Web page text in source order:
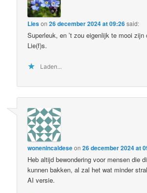
Lieson26 december 2024 at 09:26said:
Superleuk, en ’t zou eigenlijk te mooi zijn
Lie(f)s.
Laden...
wonenincaldeseon26 december 2024 at
Heb altijd bewondering voor mensen die
kunnen bakken, al zal het wat minder
AI versie.